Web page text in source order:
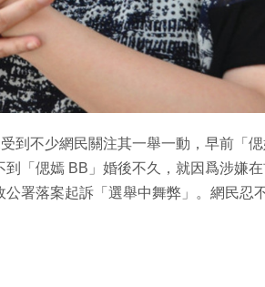
到不少網民關注其一舉一動，早前「偲
「偲嫣 BB」婚後不久，就因爲涉嫌
署落案起訴「選舉中舞弊」。網民忍